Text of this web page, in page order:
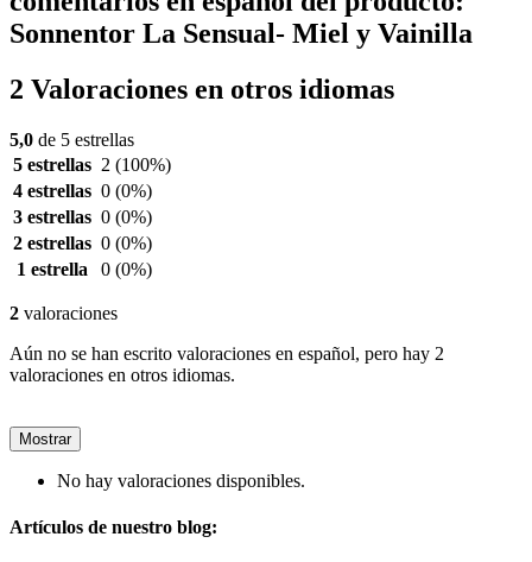
Sonnentor La Sensual- Miel y Vainilla
2 Valoraciones en otros idiomas
5,0 de 5 estrellas
5 estrellas 2 (100%)
4 estrellas 0 (0%)
3 estrellas 0 (0%)
2 estrellas 0 (0%)
1 estrella
0 (0%)
2 valoraciones
Aún no se han escrito valoraciones en español, pero hay 2
valoraciones en otros idiomas.
Mostrar
No hay valoraciones disponibles.
Artículos de nuestro blog: